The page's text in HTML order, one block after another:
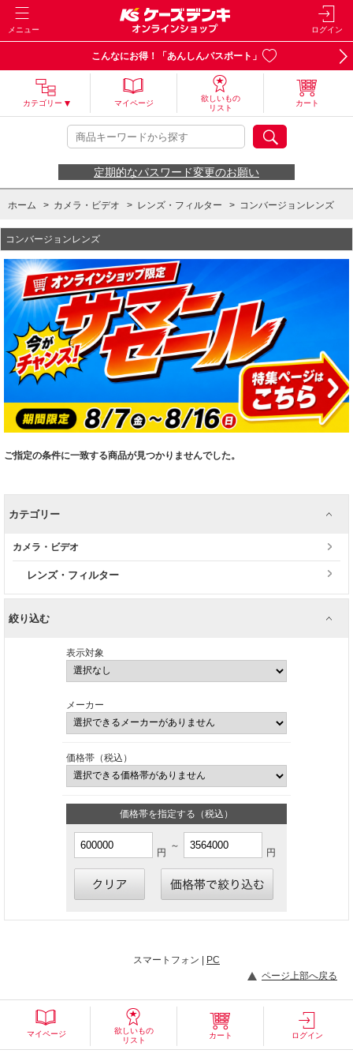
メニュー ログイン
こんなにお得！「あんしんパスポート」
カテゴリー マイページ
欲しいもの
リスト
カート
定期的なパスワード変更のお願い
ホーム > カメラ・ビデオ > レンズ・フィルター > コンバージョンレンズ
コンバージョンレンズ
ご指定の条件に一致する商品が見つかりませんでした。
カテゴリー
カメラ・ビデオ
レンズ・フィルター
絞り込む
表示対象
メーカー
価格帯（税込）
価格帯を指定する（税込）
円
～
円
スマートフォン | PC
ページ上部へ戻る
マイページ
欲しいもの
リスト
カート ログイン